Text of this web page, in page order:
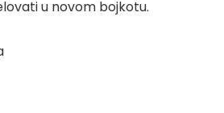
u novom bojkotu.